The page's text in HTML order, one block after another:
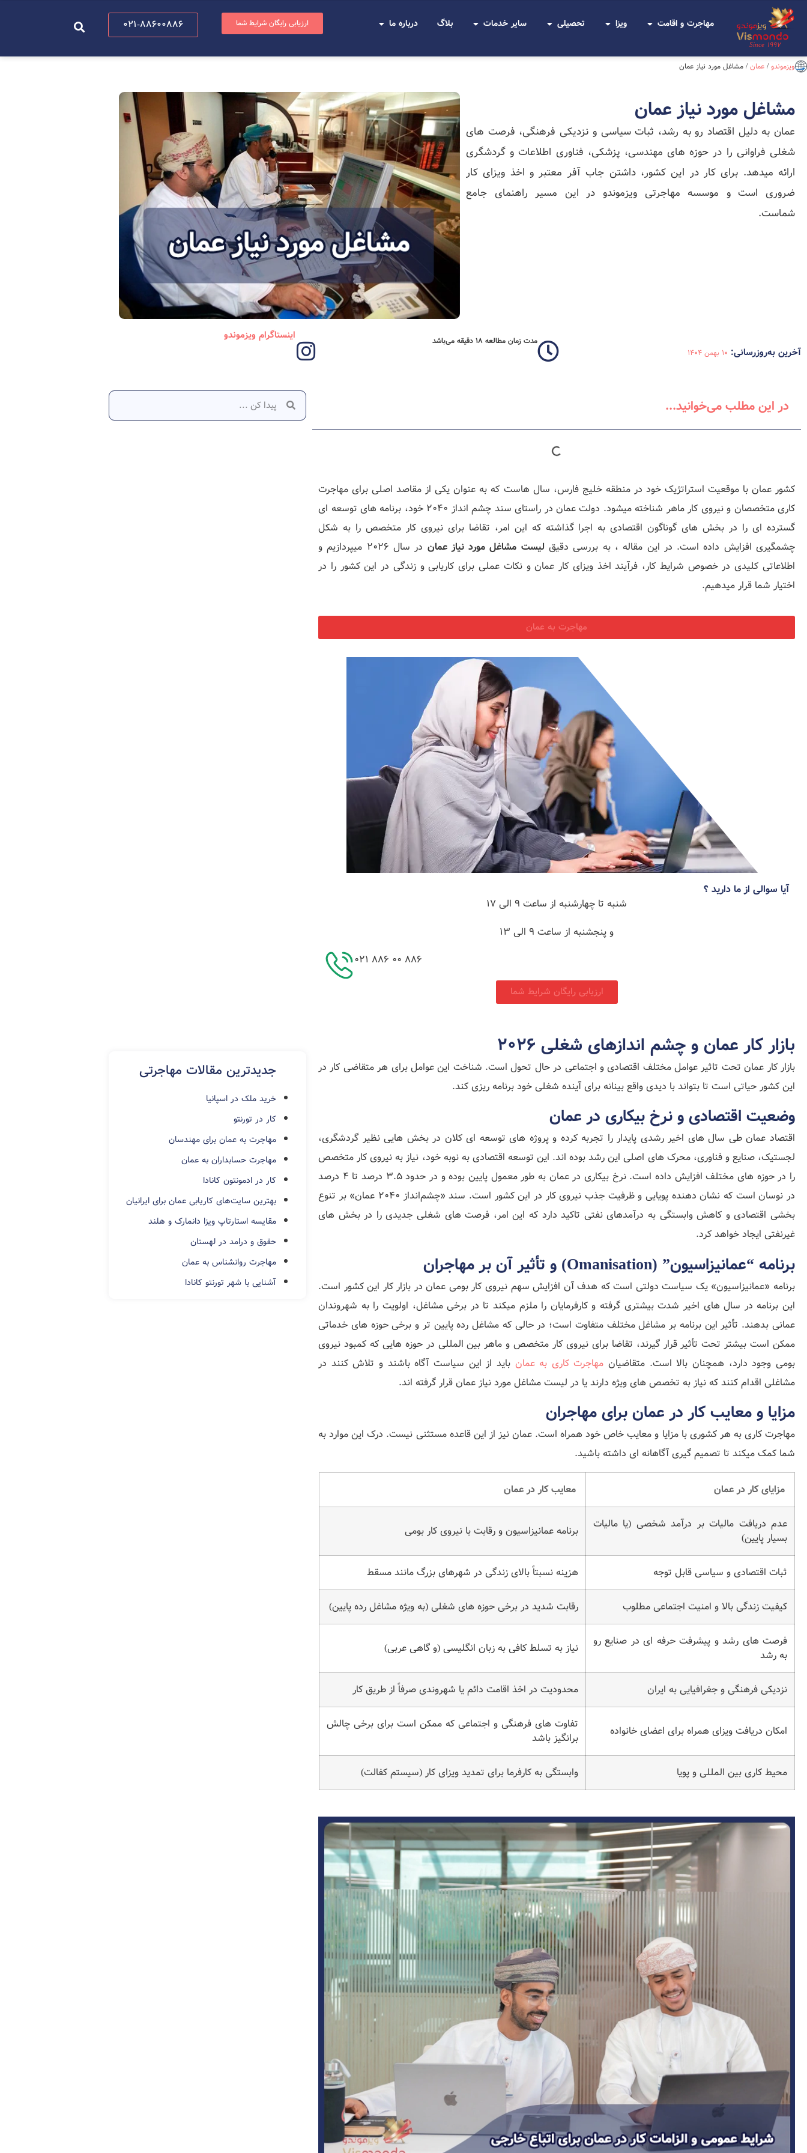
Since 1997
مهاجرت و اقامت ویزا تحصیلی سایر خدمات بلاگ درباره ما ارزیابی رایگان شرایط شما 021-88600886
ویزموندو/ عمان/ مشاغل مورد نیاز عمان
مشاغل مورد نیاز عمان
عمان به دلیل اقتصاد رو به رشد، ثبات سیاسی و نزدیکی فرهنگی، فرصت‌ های
شغلی فراوانی را در حوزه‌ های مهندسی، پزشکی، فناوری اطلاعات و گردشگری
ارائه میدهد. برای کار در این کشور، داشتن جاب آفر معتبر و اخذ ویزای کار
ضروری است و موسسه مهاجرتی ویزموندو در این مسیر راهنمای جامع
شماست.
آخرین به‌روزرسانی: 10 بهمن 1404
مدت زمان مطالعه 18 دقیقه می‌باشد اینستاگرام ویزموندو
در این مطلب می‌خوانید...
کشور عمان با موقعیت استراتژیک خود در منطقه خلیج فارس، سال‌ هاست که به عنوان یکی از مقاصد اصلی برای مهاجرت
کاری متخصصان و نیروی کار ماهر شناخته میشود. دولت عمان در راستای سند چشم‌ انداز ۲۰۴۰ خود، برنامه‌ های توسعه‌ ای
گسترده‌ ای را در بخش‌ های گوناگون اقتصادی به اجرا گذاشته که این امر، تقاضا برای نیروی کار متخصص را به شکل
چشمگیری افزایش داده است. در این مقاله ، به بررسی دقیق لیست مشاغل مورد نیاز عمان
در سال‌ 2026 میپردازیم و
اطلاعاتی کلیدی در خصوص شرایط کار، فرآیند اخذ ویزای کار عمان و نکات عملی برای کاریابی و زندگی در این کشور را در
اختیار شما قرار میدهیم.
مهاجرت به عمان
آیا سوالی از ما دارید ؟
شنبه تا چهارشنبه از ساعت ۹ الی ۱۷
و پنجشنبه از ساعت 9 الی 13
886 00 886 021
ارزیابی رایگان شرایط شما
بازار کار عمان و چشم‌ اندازهای شغلی 2026
بازار کار عمان تحت تاثیر عوامل مختلف اقتصادی و اجتماعی در حال تحول است. شناخت این عوامل برای هر متقاضی کار در
این کشور حیاتی است تا بتواند با دیدی واقع‌ بینانه برای آینده شغلی خود برنامه‌ ریزی کند.
وضعیت اقتصادی و نرخ بیکاری در عمان
اقتصاد عمان طی سال‌ های اخیر رشدی پایدار را تجربه کرده و پروژه‌ های توسعه‌ ای کلان در بخش‌ هایی نظیر گردشگری،
لجستیک، صنایع و فناوری، محرک‌ های اصلی این رشد بوده‌ اند. این توسعه اقتصادی به نوبه خود، نیاز به نیروی کار متخصص
را در حوزه‌ های مختلف افزایش داده است. نرخ بیکاری در عمان به طور معمول پایین بوده و در حدود ۳.۵ درصد تا ۴ درصد
در نوسان است که نشان‌ دهنده پویایی و ظرفیت جذب نیروی کار در این کشور است. سند «چشم‌انداز ۲۰۴۰ عمان» بر تنوع‌
بخشی اقتصادی و کاهش وابستگی به درآمدهای نفتی تاکید دارد که این امر، فرصت‌ های شغلی جدیدی را در بخش‌ های
غیرنفتی ایجاد خواهد کرد.
برنامه “عمانیزاسیون” (Omanisation) و تأثیر آن بر مهاجران
برنامه «عمانیزاسیون» یک سیاست دولتی است که هدف آن افزایش سهم نیروی کار بومی عمان در بازار کار این کشور است.
این برنامه در سال‌ های اخیر شدت بیشتری گرفته و کارفرمایان را ملزم میکند تا در برخی مشاغل، اولویت را به شهروندان
عمانی بدهند. تأثیر این برنامه بر مشاغل مختلف متفاوت است؛ در حالی که مشاغل رده پایین‌ تر و برخی حوزه‌ های خدماتی
ممکن است بیشتر تحت تأثیر قرار گیرند، تقاضا برای نیروی کار متخصص و ماهر بین‌ المللی در حوزه‌ هایی که کمبود نیروی
بومی وجود دارد، همچنان بالا است. متقاضیان مهاجرت کاری به عمان باید از این سیاست آگاه باشند و تلاش کنند در
مشاغلی اقدام کنند که نیاز به تخصص‌ های ویژه دارند یا در لیست مشاغل مورد نیاز عمان قرار گرفته‌ اند.
مزایا و معایب کار در عمان برای مهاجران
مهاجرت کاری به هر کشوری با مزایا و معایب خاص خود همراه است. عمان نیز از این قاعده مستثنی نیست. درک این موارد به
شما کمک میکند تا تصمیم‌ گیری آگاهانه‌ ای داشته باشید.
مزایای کار در عمان معایب کار در عمان
عدم دریافت مالیات بر درآمد شخصی (یا مالیات
بسیار پایین)
برنامه عمانیزاسیون و رقابت با نیروی کار بومی
ثبات اقتصادی و سیاسی قابل ‌توجه هزینه نسبتاً بالای زندگی در شهرهای بزرگ مانند مسقط
کیفیت زندگی بالا و امنیت اجتماعی مطلوب رقابت شدید در برخی حوزه‌ های شغلی (به ‌ویژه مشاغل رده پایین)
فرصت ‌های رشد و پیشرفت حرفه ‌ای در صنایع رو
به‌ رشد
نیاز به تسلط کافی به زبان انگلیسی (و گاهی عربی)
نزدیکی فرهنگی و جغرافیایی به ایران محدودیت در اخذ اقامت دائم یا شهروندی صرفاً از طریق کار
امکان دریافت ویزای همراه برای اعضای خانواده
تفاوت‌ های فرهنگی و اجتماعی که ممکن است برای برخی چالش
‌برانگیز باشد
محیط کاری بین ‌المللی و پویا وابستگی به کارفرما برای تمدید ویزای کار (سیستم کفالت)
جدیدترین مقالات مهاجرتی
خرید ملک در اسپانیا
کار در تورنتو
مهاجرت به عمان برای مهندسان
مهاجرت حسابداران به عمان
کار در ادمونتون کانادا
بهترین سایت‌های کاریابی عمان برای ایرانیان
مقایسه استارتاپ ویزا دانمارک و هلند
حقوق و درامد در لهستان
مهاجرت روانشناس به عمان
آشنایی با شهر تورنتو کانادا